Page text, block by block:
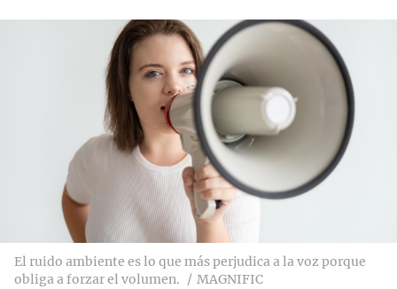
El ruido ambiente es lo que más perjudica a la voz porque
obliga a forzar el volumen.
MAGNIFIC